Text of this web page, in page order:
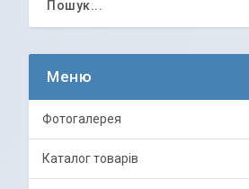
Фотогалерея
Каталог товарів